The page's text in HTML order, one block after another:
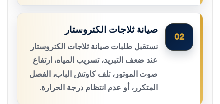
02
صيانة ثلاجات الكتروستار
نستقبل طلبات صيانة ثلاجات الكتروستار
عند ضعف التبريد، تسريب المياه، ارتفاع
صوت الموتور، تلف كاوتش الباب، الفصل
المتكرر، أو عدم انتظام درجة الحرارة.